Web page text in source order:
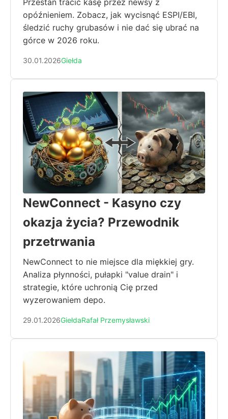
Przestań tracić kasę przez newsy z
opóźnieniem. Zobacz, jak wycisnąć ESPI/EBI,
śledzić ruchy grubasów i nie dać się ubrać na
górce w 2026 roku.
30.01.2026Giełda
NewConnect - Kasyno czy
okazja życia? Przewodnik
przetrwania
NewConnect to nie miejsce dla miękkiej gry.
Analiza płynności, pułapki "value drain" i
strategie, które uchronią Cię przed
wyzerowaniem depo.
29.01.2026GiełdaRafał Przemysławski